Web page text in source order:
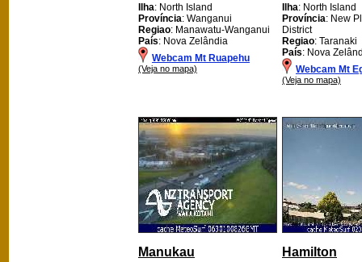
Ilha: North Island
Província: Wanganui
Regiao: Manawatu-Wanganui
País: Nova Zelândia
Webcam Mt Ruapehu
(Veja no mapa)
Ilha: North Island
Província: New
District
Regiao: Taranaki
País: Nova
Webcam Mt
(Veja no mapa)
Manukau Hamilton